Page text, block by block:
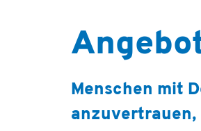
Menschen mit